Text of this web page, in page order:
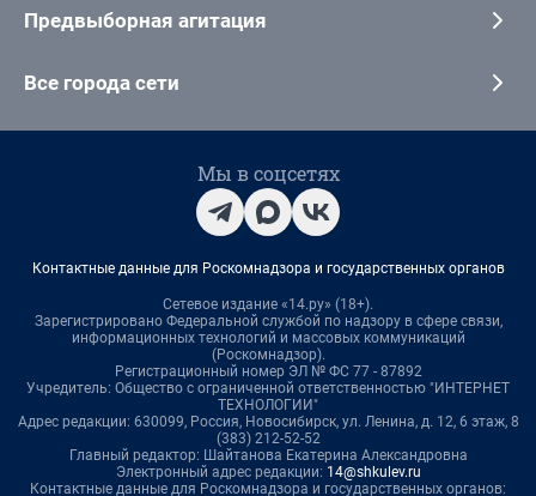
Предвыборная агитация
Все города сети
Мы в соцсетях
Контактные данные для Роскомнадзора и государственных органов
Сетевое издание «14.ру» (18+).
Зарегистрировано Федеральной службой по надзору в сфере связи,
информационных технологий и массовых коммуникаций
(Роскомнадзор).
Регистрационный номер ЭЛ № ФС 77 - 87892
Учредитель: Общество с ограниченной ответственностью "ИНТЕРНЕТ
ТЕХНОЛОГИИ"
Адрес редакции: 630099, Россия, Новосибирск, ул. Ленина, д. 12, 6 этаж, 8
(383) 212-52-52
Главный редактор: Шайтанова Екатерина Александровна
Электронный адрес редакции: 14@shkulev.ru
Контактные данные для Роскомнадзора и государственных органов: